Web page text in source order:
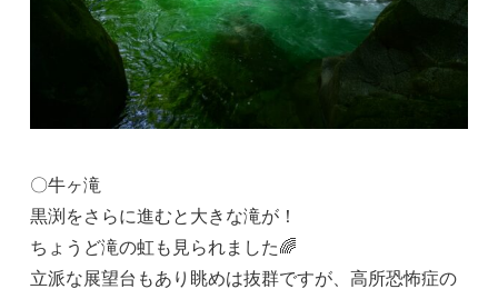
〇牛ヶ滝
黒渕をさらに進むと大きな滝が！
ちょうど滝の虹も見られました🌈
立派な展望台もあり眺めは抜群ですが、高所恐怖症の